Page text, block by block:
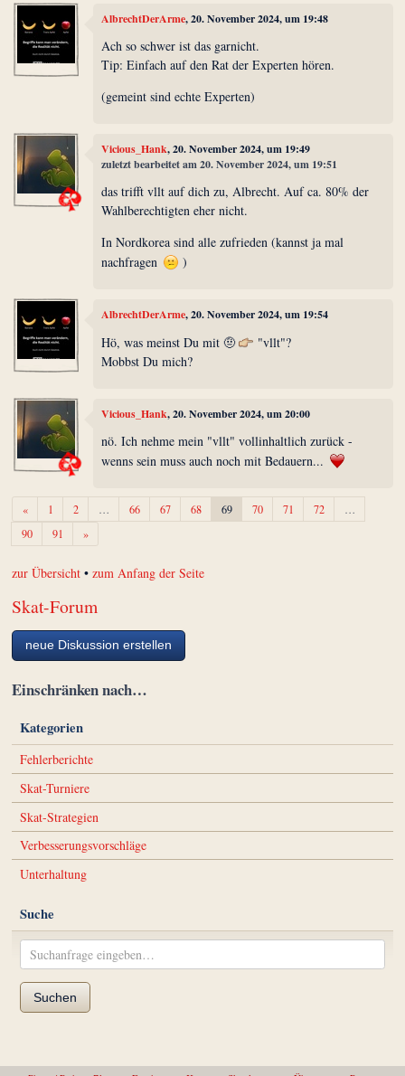
AlbrechtDerArme, 20. November 2024, um 19:48
Ach so schwer ist das garnicht.
Tip: Einfach auf den Rat der Experten hören.
(gemeint sind echte Experten)
Vicious_Hank, 20. November 2024, um 19:49
zuletzt bearbeitet am 20. November 2024, um 19:51
das trifft vllt auf dich zu, Albrecht. Auf ca. 80% der
Wahlberechtigten eher nicht.
In Nordkorea sind alle zufrieden (kannst ja mal
nachfragen
)
AlbrechtDerArme, 20. November 2024, um 19:54
Hö, was meinst Du mit 🤨
"vllt"?
Mobbst Du mich?
Vicious_Hank, 20. November 2024, um 20:00
nö. Ich nehme mein "vllt" vollinhaltlich zurück -
wenns sein muss auch noch mit Bedauern...
«Zurück1 2 … 66 67 68 69 70 71 72
…
90
91 »Weiter
zur Übersicht •zum Anfang der Seite
Skat-Forum
neue Diskussion erstellen
Einschränken nach…
Kategorien
Fehlerberichte
Skat-Turniere
Skat-Strategien
Verbesserungsvorschläge
Unterhaltung
Suche
Suchen